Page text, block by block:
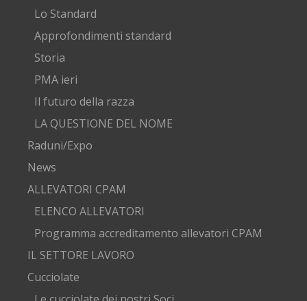
Lo Standard
Approfondimenti standard
Storia
PMA ieri
Il futuro della razza
LA QUESTIONE DEL NOME
Raduni/Expo
News
ALLEVATORI CPAM
ELENCO ALLEVATORI
Programma accreditamento allevatori CPAM
IL SETTORE LAVORO
Cucciolate